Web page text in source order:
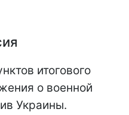
итогового
о военной
Украины.